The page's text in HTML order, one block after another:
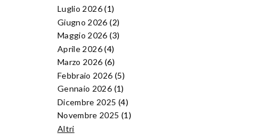
Luglio 2026(1)
Giugno 2026 (2)
Maggio 2026 (3)
Aprile 2026(4)
Marzo 2026 (6)
Febbraio 2026 (5)
Gennaio 2026 (1)
Dicembre 2025 (4)
Novembre 2025 (1)
Altri